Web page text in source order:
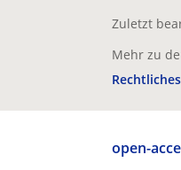
Zuletzt
Mehr zu
Rechtliches
open-